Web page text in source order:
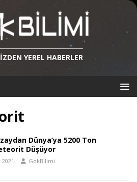
YEREL HABERLER
Dünya’ya 5200 Ton
Düşüyor
GokBilimi